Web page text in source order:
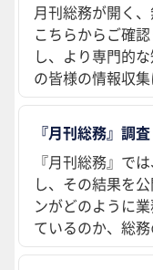
月刊総務が開く
こちらからご確
し、より専門的
の皆様の情報収集
『月刊総務』調査
『月刊総務』で
し、その結果を
ンがどのように
ているのか、総